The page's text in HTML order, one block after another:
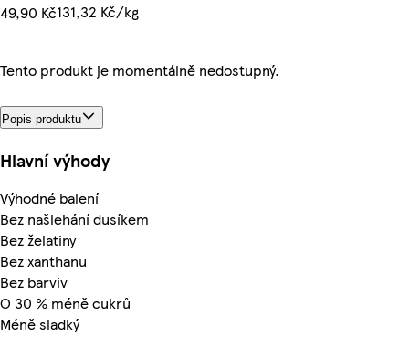
49,90 Kč131,32 Kč/kg
Tento produkt je momentálně nedostupný.
Popis produktu
Hlavní výhody
Výhodné balení
Bez našlehání dusíkem
Bez želatiny
Bez xanthanu
Bez barviv
O 30 % méně cukrů
Méně sladký